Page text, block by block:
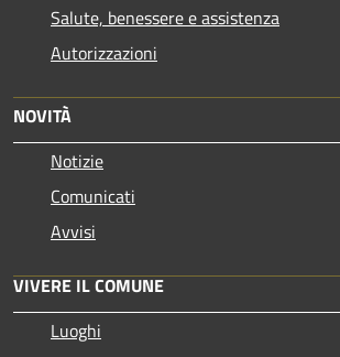
Salute, benessere e assistenza
Autorizzazioni
NOVITÀ
Notizie
Comunicati
Avvisi
VIVERE IL COMUNE
Luoghi